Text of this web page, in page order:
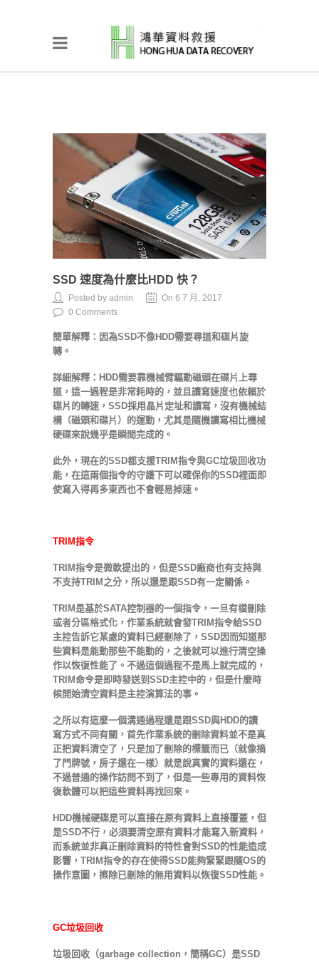
SSD 速度為什麼比HDD 快？
Posted by admin
On 6 7 月, 2017
0 Comments
簡單解釋：因為SSD不像HDD需要尋道和碟片旋
轉。
詳細解釋：HDD需要靠機械臂驅動磁頭在碟片上尋
道，這一過程是非常耗時的，並且讀寫速度也依賴於
碟片的轉速，SSD採用晶片定址和讀寫，沒有機械結
構（磁頭和碟片）的運動，尤其是隨機讀寫相比機械
硬碟來說幾乎是瞬間完成的。
此外，現在的SSD都支援TRIM指令與GC垃圾回收功
能，在這兩個指令的守護下可以確保你的SSD裡面即
使寫入得再多東西也不會輕易掉速。
TRIM指令
TRIM指令是微軟提出的，但是SSD廠商也有支持與
不支持TRIM之分，所以還是跟SSD有一定關係。
TRIM是基於SATA控制器的一個指令，一旦有檔刪除
或者分區格式化，作業系統就會發TRIM指令給SSD
主控告訴它某處的資料已經刪除了，SSD因而知道那
些資料是能動那些不能動的，之後就可以進行清空操
作以恢復性能了。不過這個過程不是馬上就完成的，
TRIM命令是即時發送到SSD主控中的，但是什麼時
候開始清空資料是主控演算法的事。
之所以有這麼一個溝通過程還是跟SSD與HDD的讀
寫方式不同有關，首先作業系統的刪除資料並不是真
正把資料清空了，只是加了刪除的標籤而已（就像摘
了門牌號，房子還在一樣）就是說真實的資料還在，
不過普通的操作訪問不到了，但是一些專用的資料恢
復軟體可以把這些資料再找回來。
HDD機械硬碟是可以直接在原有資料上直接覆蓋，但
是SSD不行，必須要清空原有資料才能寫入新資料，
而系統並非真正刪除資料的特性會對SSD的性能造成
影響，TRIM指令的存在使得SSD能夠緊緊跟隨OS的
操作意圖，擦除已刪除的無用資料以恢復SSD性能。
GC垃圾回收
垃圾回收（garbage collection，簡稱GC）是SSD